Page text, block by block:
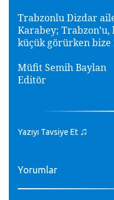
Trabzonlu Dizdar
Karabey; Trabzon’u,
küçük görürken bize
Müfit Semih Baylan
Editör
Yazıyı Tavsiye Et ♫
Yorumlar